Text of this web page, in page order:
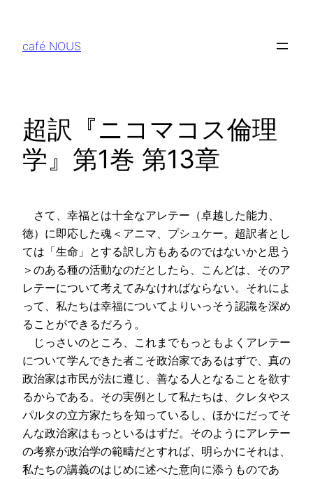
café NOUS
超訳『ニコマコス倫理
学』第1巻 第13章
さて、幸福とは十全なアレテー（卓越した能力、
徳）に即応した魂＜アニマ、プシュケー。超訳者とし
ては「生命」とする訳し方もあるのではないかと思う
＞のある種の活動なのだとしたら、こんどは、そのア
レテーについて考えてみなければならない。それによ
って、私たちは幸福についてよりいっそう認識を深め
ることができるだろう。
じっさいのところ、これまでもっともよくアレテー
について学んできた者こそ政治家であるはずで、真の
政治家は市民が法に遵じ、善なる人となることを欲す
るからである。その実例として私たちは、クレタやス
パルタの立方家たちを知っているし、ほかにだってそ
んな政治家はもっといるはずだ。そのようにアレテー
の考察が政治学の範疇だとすれば、明らかにそれは、
私たちの講義のはじめに述べた意向に添うものであ